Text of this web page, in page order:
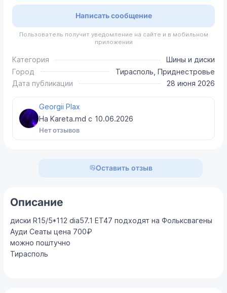
Написать сообщение
Пользователь получит уведомление на сайте и в мобильном
приложении
Категория
Шины и диски
Город
Тирасполь, Приднестровье
Дата публикации
28 июня 2026
Georgii Plax
На Kareta.md с 10.06.2026
Нет отзывов
Оставить отзыв
Описание
диски R15/5*112 dia57.1 ET47 подходят на Фольксвагены
Ауди Сеаты цена 700₽
можно поштучно
Тирасполь